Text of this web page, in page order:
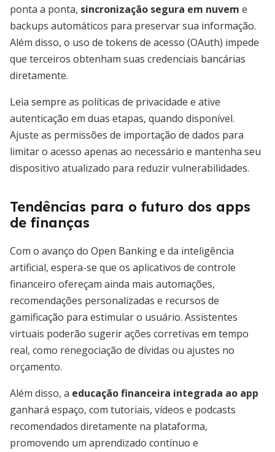
ponta a ponta, sincronização segura em nuvem e
backups automáticos para preservar sua informação.
Além disso, o uso de tokens de acesso (OAuth) impede
que terceiros obtenham suas credenciais bancárias
diretamente.
Leia sempre as políticas de privacidade e ative
autenticação em duas etapas, quando disponível.
Ajuste as permissões de importação de dados para
limitar o acesso apenas ao necessário e mantenha seu
dispositivo atualizado para reduzir vulnerabilidades.
Tendências para o futuro dos apps
de finanças
Com o avanço do Open Banking e da inteligência
artificial, espera-se que os aplicativos de controle
financeiro ofereçam ainda mais automações,
recomendações personalizadas e recursos de
gamificação para estimular o usuário. Assistentes
virtuais poderão sugerir ações corretivas em tempo
real, como renegociação de dívidas ou ajustes no
orçamento.
Além disso, a educação financeira integrada ao app
ganhará espaço, com tutoriais, vídeos e podcasts
recomendados diretamente na plataforma,
promovendo um aprendizado contínuo e